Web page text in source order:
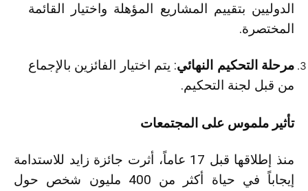
الدوليين بتقييم المشاريع المؤهلة واختيار القائمة
المختصرة.
مرحلة التحكيم النهائي: يتم اختيار الفائزين بالإجماع
من قبل لجنة التحكيم.
تأثير ملموس على المجتمعات
منذ إطلاقها قبل 17 عاماً، أثرت جائزة زايد للاستدامة
إيجاباً في حياة أكثر من 400 مليون شخص حول